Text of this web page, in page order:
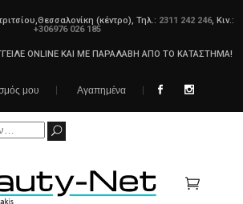
(κέντρο), Τηλ.: 2311 242 246, Κιν.:
+306976 026 185
ONLINE ΚΑΙ ΜΕ ΠΑΡΑΛΑΒΗ ΑΠΟ ΤΟ ΚΑΤΑΣΤΗΜΑ!
μου Αγαπημένα